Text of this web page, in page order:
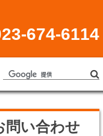
674-6114
問い合わせ